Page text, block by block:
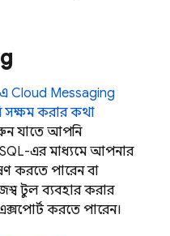
এ Cloud Messaging
সক্ষম করার কথা
যাতে আপনি
SQL-এর মাধ্যমে আপনার
করতে পারেন বা
টুল ব্যবহার করার
করতে পারেন।